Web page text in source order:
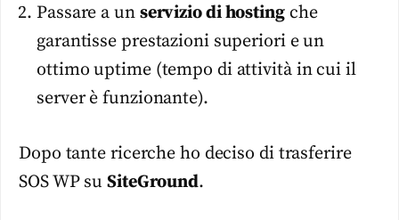
Passare a un servizio di hostingche
garantisse prestazioni superiori e un
ottimo uptime (tempo di attività in cui il
server è funzionante).
Dopo tante ricerche ho deciso di trasferire
SOS WP suSiteGround.